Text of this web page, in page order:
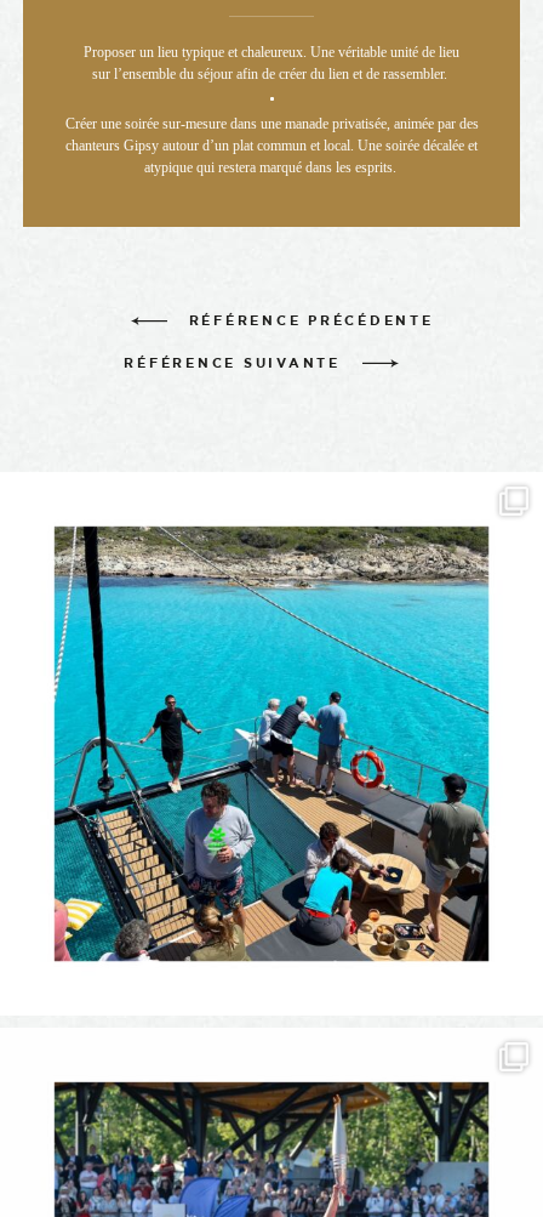
Proposer un lieu typique et chaleureux. Une véritable unité de lieu
sur l’ensemble du séjour afin de créer du lien et de rassembler.
Créer une soirée sur-mesure dans une manade privatisée, animée par des
chanteurs Gipsy autour d’un plat commun et local. Une soirée décalée et
atypique qui restera marqué dans les esprits.
RÉFÉRENCE PRÉCÉDENTE
RÉFÉRENCE SUIVANTE